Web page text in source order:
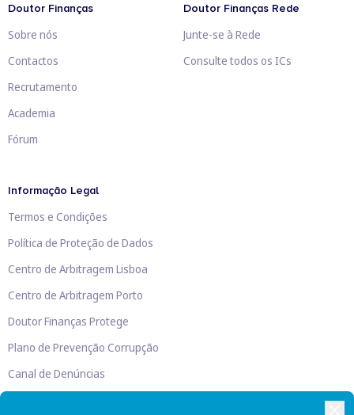
Doutor Finanças
Sobre nós
Contactos
Recrutamento
Academia
Fórum
Doutor Finanças Rede
Junte-se à Rede
Consulte todos os ICs
Informação Legal
Termos e Condições
Política de Proteção de Dados
Centro de Arbitragem Lisboa
Centro de Arbitragem Porto
Doutor Finanças Protege
Plano de Prevenção Corrupção
Canal de Denúncias